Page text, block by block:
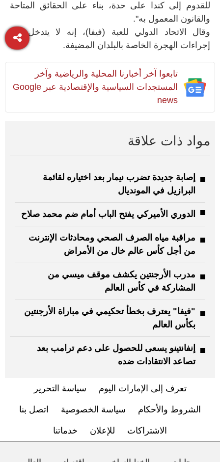
للقدوم إلى كندا على حدة، ⁠بناء على الحقائق المتاحة
والقانون المعمول به".
وقال الاتحاد الدولي للعبة (فيفا)، إنه لا يتدخل في
إجراءات الهجرة الخاصة بالبلدان المضيفة.
تابعوا آخر أخبارنا المحلية والرياضية وآخر
المستجدات السياسية والإقتصادية عبر Google
news
مواد ذات علاقة
إصابة جديدة تضرب نيمار بعد اختياره لقائمة
البرازيل في المونديال
الدوري الأميركي يفتح الباب أمام ضم محمد صلاح
مراقبة مياه الصرف الصحي ومحادثات الإنترنت
من أجل كأس عالم خال من الأمراض
مدرب الأرجنتين يكشف موقف ميسي من
المشاركة في كأس العالم
"فيفا" يعترف بخطأ تحكيمي في مباراة الأرجنتين
بكأس العالم
إنفانتينو يسعى للحصول على دعم ترامب بعد
تصاعد الانتقادات ضده
تعرف إلى الإمارات اليوم سياسة التحرير
الشروط والأحكام سياسة الخصوصية اتصل بنا
الاشتراكات للإعلان خدماتنا